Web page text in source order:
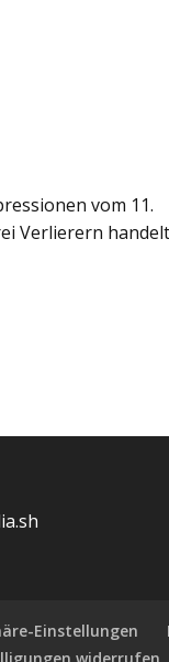
vom 11.
Verlierern handelt
Einstellungen